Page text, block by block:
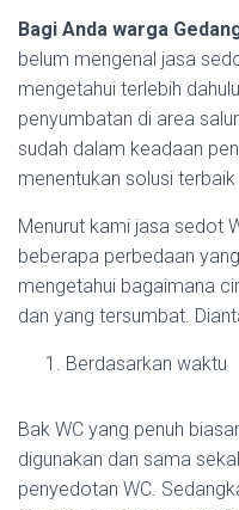
Bagi Anda warga
belum mengenal jasa
mengetahui terlebih
penyumbatan di area
sudah dalam keadaan
menentukan solusi terbaik
Menurut kami jasa sedot
beberapa perbedaan
mengetahui bagaimana
dan yang tersumbat.
Berdasarkan waktu
Bak WC yang penuh
digunakan dan sama
penyedotan WC.